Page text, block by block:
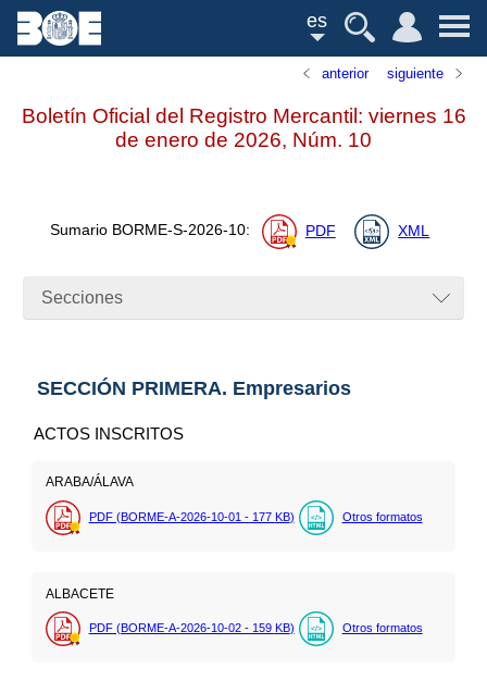
es
anterior siguiente
Boletín Oficial del Registro Mercantil: viernes 16
de enero de 2026, Núm. 10
Sumario BORME-S-2026-10: PDF XML
Secciones
SECCIÓN PRIMERA. Empresarios
ACTOS INSCRITOS
ARABA/ÁLAVA
PDF (BORME-A-2026-10-01 - 177 KB) Otros formatos
ALBACETE
PDF (BORME-A-2026-10-02 - 159 KB) Otros formatos